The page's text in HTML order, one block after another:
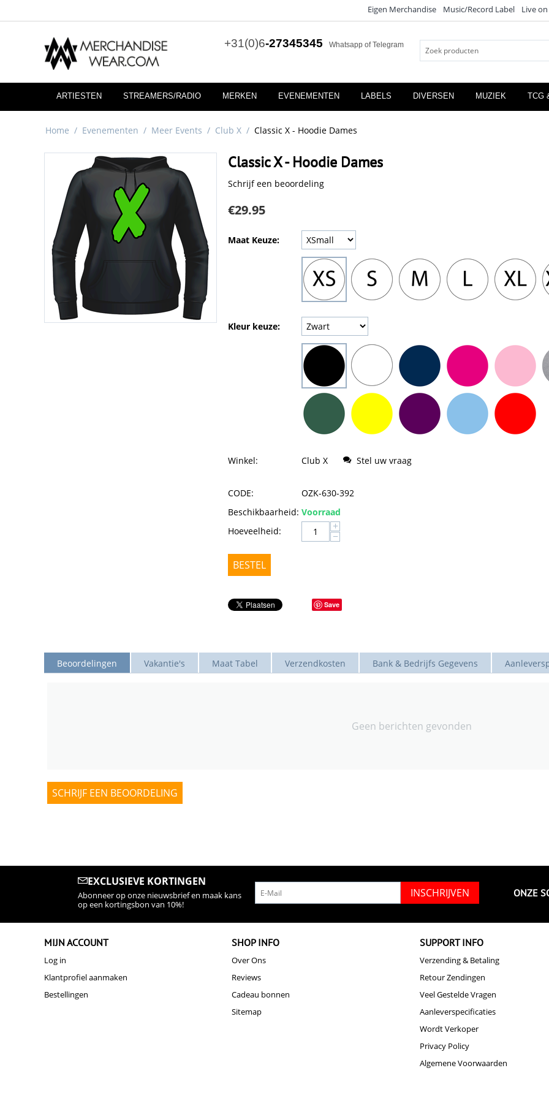
Eigen Merchandise Music/Record Label Live
+31(0)6-27345345 Whatsapp of Telegram
ARTIESTEN STREAMERS/RADIO MERKEN EVENEMENTEN LABELS DIVERSEN MUZIEK TCG
Home / Evenementen / Meer Events / Club X / Classic X - Hoodie Dames
Classic X - Hoodie Dames
Schrijf een beoordeling
€29.95
Maat Keuze:
Kleur keuze:
Winkel: Club X Stel uw vraag
CODE:
OZK-630-392
Beschikbaarheid: Voorraad
Hoeveelheid:
+
−
BESTEL
Save
Beoordelingen Vakantie's Maat Tabel Verzendkosten Bank & Bedrijfs Gegevens
Geen berichten gevonden
SCHRIJF EEN BEOORDELING
EXCLUSIEVE KORTINGEN
Abonneer op onze nieuwsbrief en maak kans
op een kortingsbon van 10%!
INSCHRIJVEN ONZE
MIJN ACCOUNT
Log in
Klantprofiel aanmaken
Bestellingen
SHOP INFO
Over Ons
Reviews
Cadeau bonnen
Sitemap
SUPPORT INFO
Verzending & Betaling
Retour Zendingen
Veel Gestelde Vragen
Aanleverspecificaties
Wordt Verkoper
Privacy Policy
Algemene Voorwaarden